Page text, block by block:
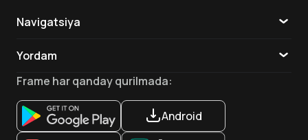
Navigatsiya
Yordam
Aloqa
Ilovalar
Frame har qanday qurilmada:
Android